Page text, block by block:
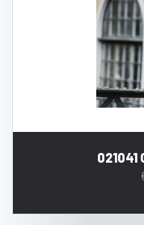
021041